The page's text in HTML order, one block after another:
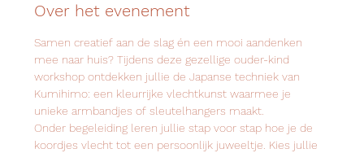
Over het evenement
Samen creatief aan de slag én een mooi aandenken
mee naar huis? Tijdens deze gezellige ouder-kind
workshop ontdekken jullie de Japanse techniek van
Kumihimo: een kleurrijke vlechtkunst waarmee je
unieke armbandjes of sleutelhangers maakt.
Onder begeleiding leren jullie stap voor stap hoe je de
koordjes vlecht tot een persoonlijk juweeltje. Kies jullie